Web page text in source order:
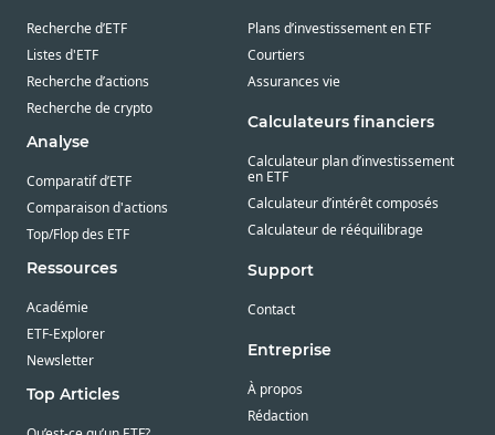
Recherche d’ETF
Listes d'ETF
Recherche d’actions
Recherche de crypto
Analyse
Comparatif d’ETF
Comparaison d'actions
Top/Flop des ETF
Ressources
Académie
ETF-Explorer
Newsletter
Top Articles
Plans d’investissement en ETF
Courtiers
Assurances vie
Calculateurs financiers
Calculateur plan d’investissement
en ETF
Calculateur d’intérêt composés
Calculateur de rééquilibrage
Support
Contact
Entreprise
À propos
Rédaction